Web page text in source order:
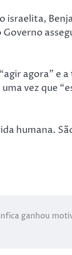
israelita,
agora” e
vez que
humana.
ganhou